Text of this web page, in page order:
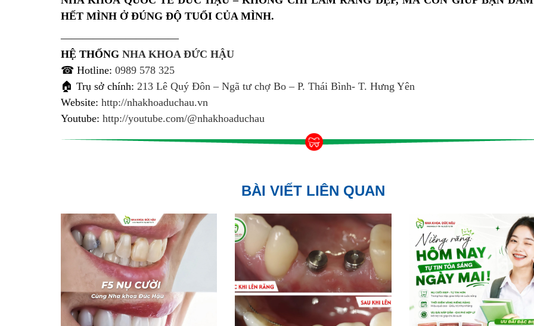
HẾT MÌNH Ở ĐÚNG ĐỘ TUỔI CỦA MÌNH.
———————————
HỆ THỐNG NHA KHOA ĐỨC HẬU
☎ Hotline: 0989 578 325
🏠 Trụ sở chính: 213 Lê Quý Đôn – Ngã tư chợ Bo – P. Thái Bình- T. Hưng Yên
Website: http://nhakhoaduchau.vn
Youtube: http://youtube.com/@nhakhoaduchau
BÀI VIẾT LIÊN QUAN